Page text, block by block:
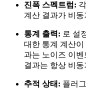
진폭 스펙트럼:
계산 결과가 비
통계 출력: 로 설
대한 통계 계산
과는 노이즈 이벤
결과는 항상 비
추적 상태: 플러